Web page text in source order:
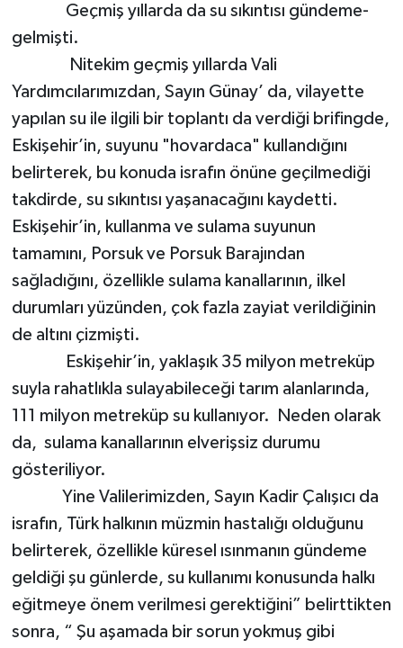
Geçmiş yıllarda da su sıkıntısı gündeme-
gelmişti.
Nitekim geçmiş yıllarda Vali
Yardımcılarımızdan, Sayın Günay’ da, vilayette
yapılan su ile ilgili bir toplantı da verdiği brifingde,
Eskişehir’in, suyunu "hovardaca" kullandığını
belirterek, bu konuda israfın önüne geçilmediği
takdirde, su sıkıntısı yaşanacağını kaydetti.
Eskişehir’in, kullanma ve sulama suyunun
tamamını, Porsuk ve Porsuk Barajından
sağladığını, özellikle sulama kanallarının, ilkel
durumları yüzünden, çok fazla zayiat verildiğinin
de altını çizmişti.
Eskişehir’in, yaklaşık 35 milyon metreküp
suyla rahatlıkla sulayabileceği tarım alanlarında,
111 milyon metreküp su kullanıyor. Neden olarak
da, sulama kanallarının elverişsiz durumu
gösteriliyor.
Yine Valilerimizden, Sayın Kadir Çalışıcı da
israfın, Türk halkının müzmin hastalığı olduğunu
belirterek, özellikle küresel ısınmanın gündeme
geldiği şu günlerde, su kullanımı konusunda halkı
eğitmeye önem verilmesi gerektiğini” belirttikten
sonra, “ Şu aşamada bir sorun yokmuş gibi